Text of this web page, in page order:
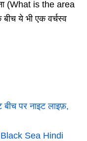
(What is the area
ये भी एक वर्चस्व
पर नाइट लाइफ़,
Black Sea Hindi